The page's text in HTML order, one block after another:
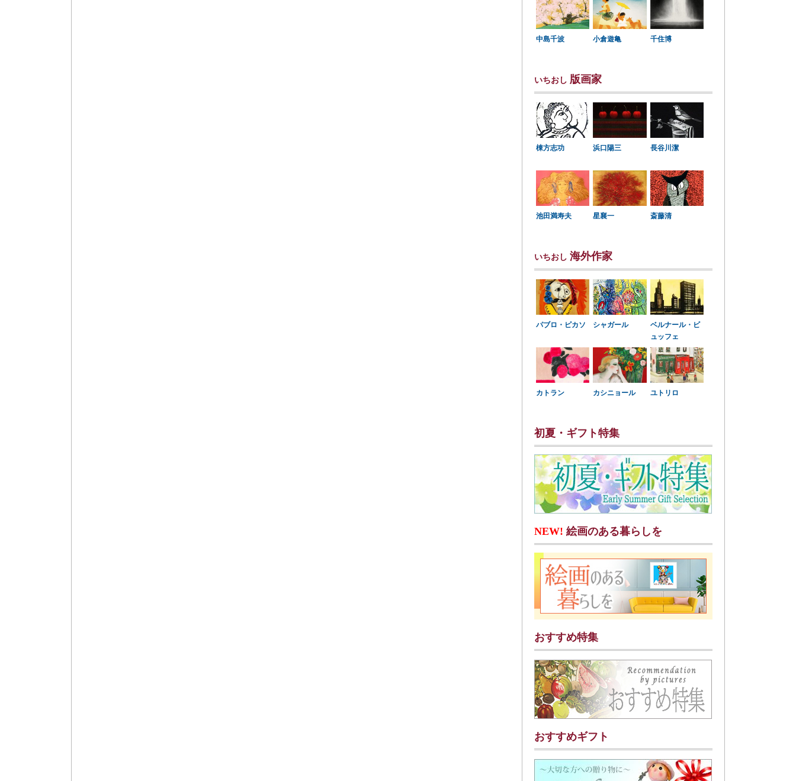
中島千波 小倉遊亀 千住博
いちおし 版画家
棟方志功 浜口陽三 長谷川潔
池田満寿夫 星襄一 斎藤清
いちおし 海外作家
パブロ・ピカソ シャガール
ベルナール・ビ
ュッフェ
カトラン カシニョール ユトリロ
初夏・ギフト特集
NEW! 絵画のある暮らしを
おすすめ特集
おすすめギフト